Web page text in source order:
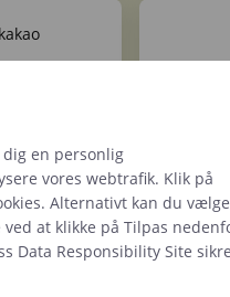
+ lev.
á 100
en personlig
vores webtrafik. Klik på
Alternativt kan du
at klikke på Tilpas
Data Responsibility Site